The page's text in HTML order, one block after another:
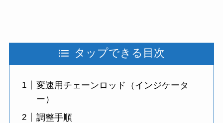
タップできる目次
変速用チェーンロッド（インジケータ
ー）
調整手順